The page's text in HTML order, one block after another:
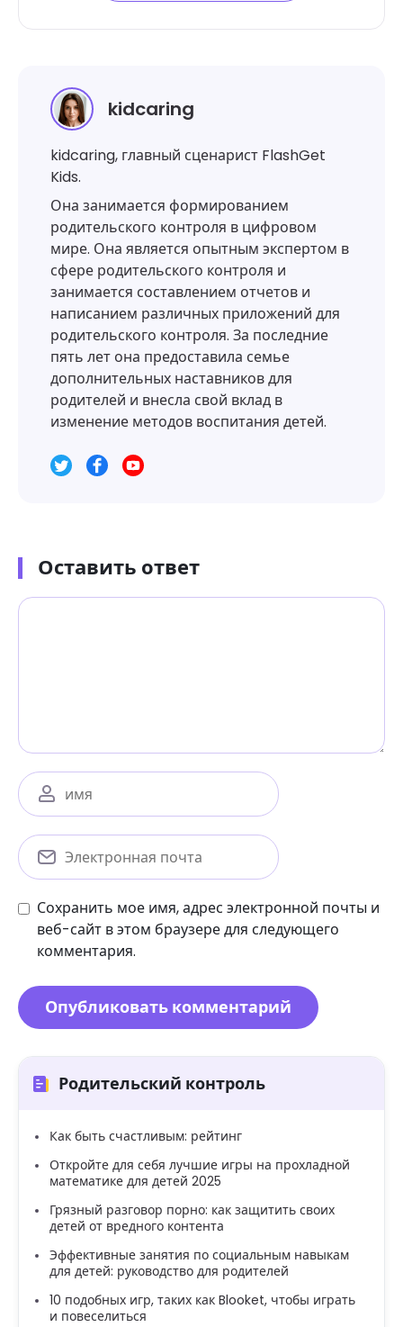
kidcaring
kidcaring, главный сценарист FlashGet
Kids.
Она занимается формированием
родительского контроля в цифровом
мире. Она является опытным экспертом в
сфере родительского контроля и
занимается составлением отчетов и
написанием различных приложений для
родительского контроля. За последние
пять лет она предоставила семье
дополнительных наставников для
родителей и внесла свой вклад в
изменение методов воспитания детей.
Оставить ответ
Сохранить мое имя, адрес электронной почты и
веб-сайт в этом браузере для следующего
комментария.
Родительский контроль
Как быть счастливым: рейтинг
Откройте для себя лучшие игры на прохладной
математике для детей 2025
Грязный разговор порно: как защитить своих
детей от вредного контента
Эффективные занятия по социальным навыкам
для детей: руководство для родителей
10 подобных игр, таких как Blooket, чтобы играть
и повеселиться